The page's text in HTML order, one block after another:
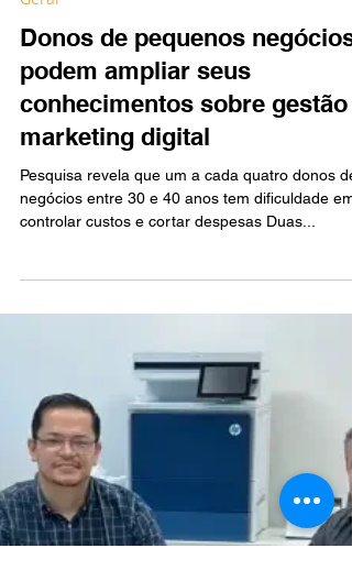
12 de fev. de 2025 2 min de leitura
Geral
Donos de pequenos negócios
podem ampliar seus
conhecimentos sobre gestão e
controlar custos e cortar despesas Duas...